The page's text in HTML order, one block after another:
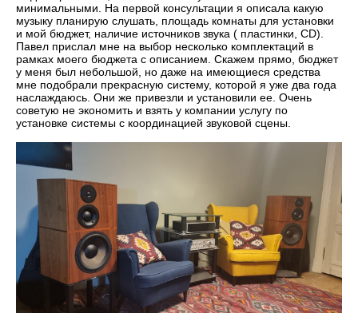
минимальными. На первой консультации я описала какую
музыку планирую слушать, площадь комнаты для установки
и мой бюджет, наличие источников звука ( пластинки, CD).
Павел прислал мне на выбор несколько комплектаций в
рамках моего бюджета с описанием. Скажем прямо, бюджет
у меня был небольшой, но даже на имеющиеся средства
мне подобрали прекрасную систему, которой я уже два года
наслаждаюсь. Они же привезли и установили ее. Очень
советую не экономить и взять у компании услугу по
установке системы с координацией звуковой сцены.